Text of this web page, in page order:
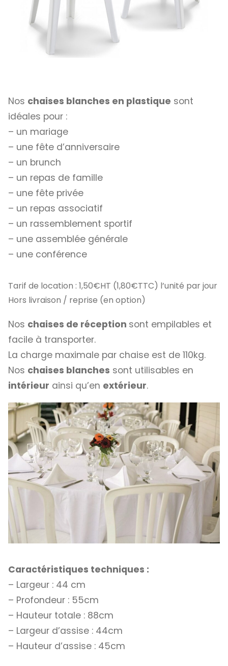
Nos chaises blanches en plastique sont
idéales pour :
– un mariage
– une fête d’anniversaire
– un brunch
– un repas de famille
– une fête privée
– un repas associatif
– un rassemblement sportif
– une assemblée générale
– une conférence
Tarif de location : 1,50€HT (1,80€TTC) l’unité par jour
Hors livraison / reprise (en option)
Nos chaises de réception sont empilables et
facile à transporter.
La charge maximale par chaise est de 110kg.
Nos chaises blanches sont utilisables en
intérieur ainsi qu’en extérieur.
Caractéristiques techniques :
– Largeur : 44 cm
– Profondeur : 55cm
– Hauteur totale : 88cm
– Largeur d’assise : 44cm
– Hauteur d’assise : 45cm